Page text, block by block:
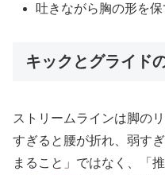
吐きながら胸の形を
キックとグライド
ストリームラインは脚の
すぎると腰が折れ、弱す
まること」ではなく、「